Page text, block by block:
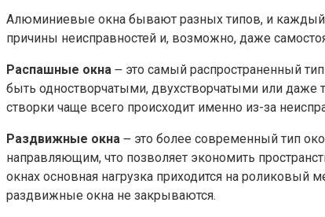
Алюминиевые окна бывают разных типов, и каждый
причины неисправностей и, возможно, даже
Распашные окна ౼ это самый распространенный
быть одностворчатыми, двухстворчатыми или
створки чаще всего происходит именно из-за
Раздвижные окна ౼ это более современный тип
направляющим, что позволяет экономить
окнах основная нагрузка приходится на роликовый
раздвижные окна не закрываются.